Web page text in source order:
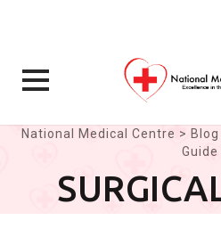
Skip
National Medical Centre > Blog
Guide